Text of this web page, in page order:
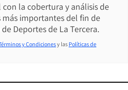
con la cobertura y análisis de
importantes del fin de
Deportes de La Tercera.
y Condicionesy las Políticas de